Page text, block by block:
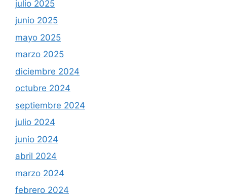
julio 2025
junio 2025
mayo 2025
marzo 2025
diciembre 2024
octubre 2024
septiembre 2024
julio 2024
junio 2024
abril 2024
marzo 2024
febrero 2024